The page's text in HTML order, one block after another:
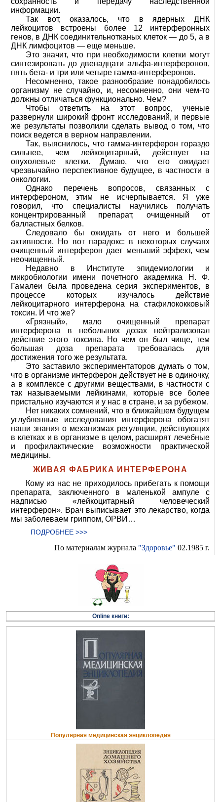
информации.
Так вот, оказалось, что в ядерных ДНК
лейкоцитов встроены более 12 интерферонных
генов, в ДНК соединительнотканых клеток — до 5, а в
ДНК лимфоцитов — еще меньше.
Это значит, что при необходимости клетки могут
синтезировать до двенадцати альфа-интерферонов,
пять бета- и три или четыре гамма-интерферонов.
Несомненно, такое разнообразие понадобилось
организму не случайно, и, несомненно, они чем-то
должны отличаться функционально. Чем?
Чтобы ответить на этот вопрос, ученые
развернули широкий фронт исследований, и первые
же результаты позволили сделать вывод о том, что
поиск ведется в верном направлении.
Так, выяснилось, что гамма-интерферон гораздо
сильнее, чем лейкоцитарный, действует на
опухолевые клетки. Думаю, что его ожидает
чрезвычайно перспективное будущее, в частности в
онкологии.
Однако перечень вопросов, связанных с
интерфероном, этим не исчерпывается. Я уже
говорил, что специалисты научились получать
концентрированный препарат, очищенный от
балластных белков.
Следовало бы ожидать от него и большей
активности. Но вот парадокс: в некоторых случаях
очищенный интерферон дает меньший эффект, чем
неочищенный.
Недавно в Институте эпидемиологии и
микробиологии имени почетного академика Н. Ф.
Гамалеи была проведена серия экспериментов, в
процессе которых изучалось действие
лейкоцитарного интерферона на стафилококковый
токсин. И что же?
«Грязный», мало очищенный препарат
интерферона в небольших дозах нейтрализовал
действие этого токсина. Но чем он был чище, тем
большая доза препарата требовалась для
достижения того же результата.
Это заставило экспериментаторов думать о том,
что в организме интерферон действует не в одиночку,
а в комплексе с другими веществами, в частности с
так называемыми лейкинами, которые все более
пристально изучаются и у нас в стране, и за рубежом.
Нет никаких сомнений, что в ближайшем будущем
углубленные исследования интерферона обогатят
наши знания о механизмах регуляции, действующих
в клетках и в организме в целом, расширят лечебные
и профилактические возможности практической
медицины.
ЖИВАЯ ФАБРИКА ИНТЕРФЕРОНА
Кому из нас не приходилось прибегать к помощи
препарата, заключенного в маленькой ампуле с
надписью «лейкоцитарный человеческий
интерферон». Врач выписывает это лекарство, когда
мы заболеваем гриппом, ОРВИ…
ПОДРОБНЕЕ >>>
По материалам журнала "Здоровье" 02.1985 г.
Online книги:
Популярная медицинская энциклопедия